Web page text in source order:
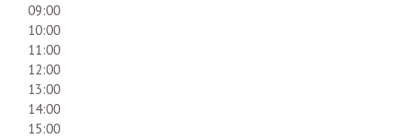
09:00
10:00
11:00
12:00
13:00
14:00
15:00